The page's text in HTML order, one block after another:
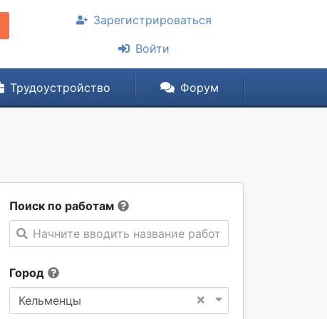
Зарегистрироваться
Войти
Трудоустройство Форум
Поиск по работам
Начните вводить название работы
Город
×
Кельменцы